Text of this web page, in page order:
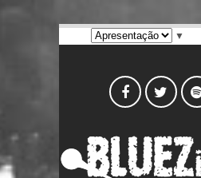
▼